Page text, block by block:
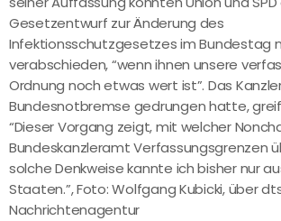
Gesetzentwurf zur Änderung des
Infektionsschutzgesetzes im Bundestag
verabschieden, “wenn ihnen unsere
Ordnung noch etwas wert ist”. Das
Bundesnotbremse gedrungen hatte,
“Dieser Vorgang zeigt, mit welcher
Bundeskanzleramt Verfassungsgrenzen
solche Denkweise kannte ich bisher nur
Staaten.”, Foto: Wolfgang Kubicki, über
Nachrichtenagentur